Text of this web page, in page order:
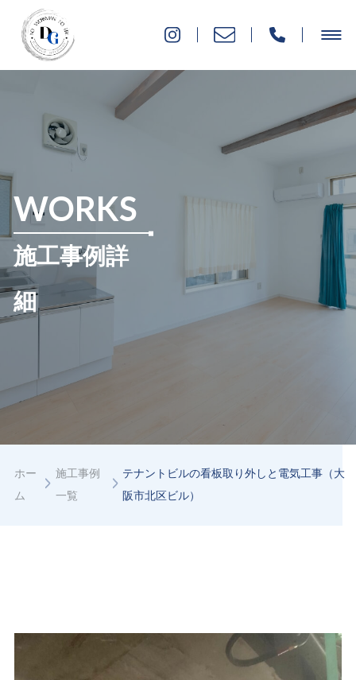
WORKS
施工事例詳
細
ホー
ム
施工事例
一覧
テナントビルの看板取り外しと電気工事（大
阪市北区ビル）